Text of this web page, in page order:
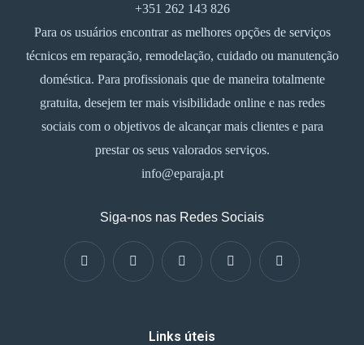
+351 262 143 826
Para os usuários encontrar as melhores opções de serviços
técnicos em reparação, remodelação, cuidado ou manutenção
doméstica. Para profissionais que de maneira totalmente
gratuita, desejem ter mais visibilidade online e nas redes
sociais com o objetivos de alcançar mais clientes e para
prestar os seus valorados serviços.
info@eparaja.pt
Siga-nos nas Redes Sociais
Links úteis